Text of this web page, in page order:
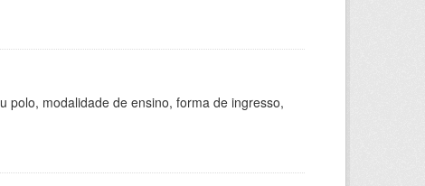
polo, modalidade de ensino, forma de ingresso,